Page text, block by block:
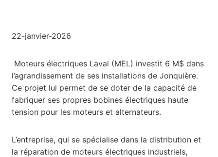
22-janvier-2026
Moteurs électriques Laval (MEL) investit 6 M$ dans
l’agrandissement de ses installations de Jonquière.
Ce projet lui permet de se doter de la capacité de
fabriquer ses propres bobines électriques haute
tension pour les moteurs et alternateurs.
L’entreprise, qui se spécialise dans la distribution et
la réparation de moteurs électriques industriels,